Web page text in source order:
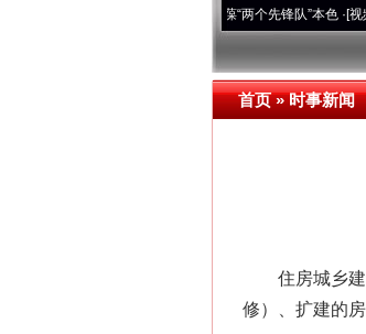
永葆“两个先锋队”本色·[视频]牢记
首页»时事新闻
住房城乡建设
修）、扩建的